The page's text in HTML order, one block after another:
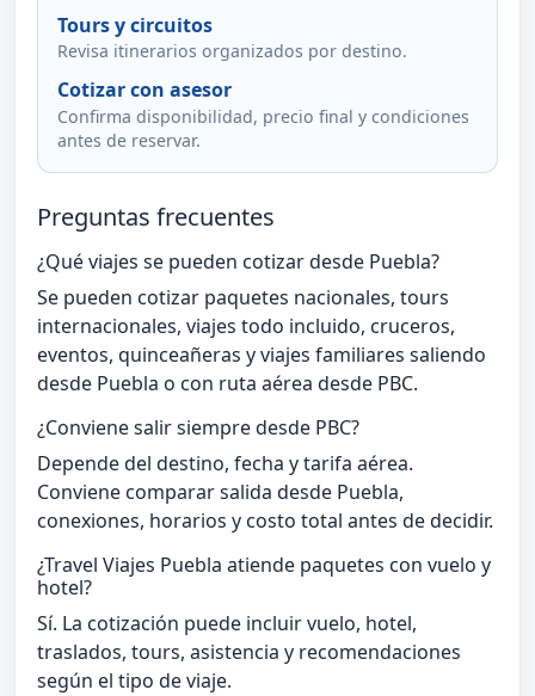
Tours y circuitos
Revisa itinerarios organizados por destino.
Cotizar con asesor
Confirma disponibilidad, precio final y condiciones
antes de reservar.
Preguntas frecuentes
¿Qué viajes se pueden cotizar desde Puebla?
Se pueden cotizar paquetes nacionales, tours
internacionales, viajes todo incluido, cruceros,
eventos, quinceañeras y viajes familiares saliendo
desde Puebla o con ruta aérea desde PBC.
¿Conviene salir siempre desde PBC?
Depende del destino, fecha y tarifa aérea.
Conviene comparar salida desde Puebla,
conexiones, horarios y costo total antes de decidir.
¿Travel Viajes Puebla atiende paquetes con vuelo y
hotel?
Sí. La cotización puede incluir vuelo, hotel,
traslados, tours, asistencia y recomendaciones
según el tipo de viaje.